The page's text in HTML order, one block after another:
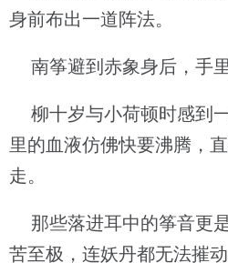
身前布出一道阵法。
南筝避到赤象身后，手
柳十岁与小荷顿时感到
里的血液仿佛快要沸腾，
走。
那些落进耳中的筝音更
苦至极，连妖丹都无法摧动